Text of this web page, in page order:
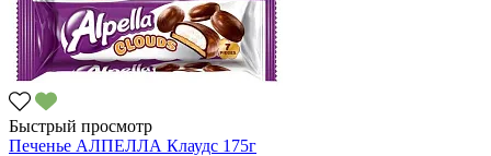
Быстрый просмотр
Печенье АЛПЕЛЛА Клаудс 175г